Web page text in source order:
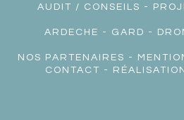
AUDIT / CONSEILS -
ARDECHE - GARD -
NOS PARTENAIRES -
CONTACT -